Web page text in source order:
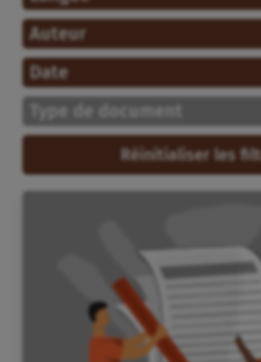
Auteur
Date
Type de document
Réinitialiser les